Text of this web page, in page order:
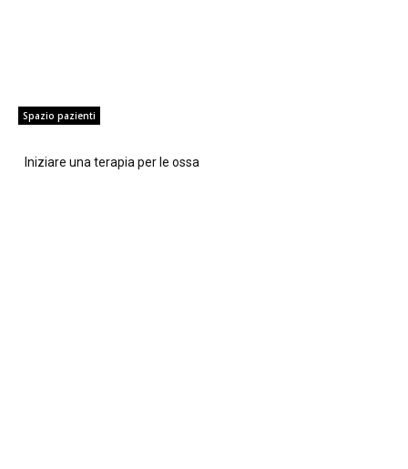
Spazio pazienti
Iniziare una terapia per le ossa